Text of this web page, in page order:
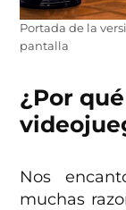
Portada de la
pantalla
¿Por
Nos
muchas